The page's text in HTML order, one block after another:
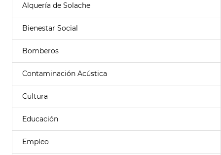
Alquería de Solache
Bienestar Social
Bomberos
Contaminación Acústica
Cultura
Educación
Empleo